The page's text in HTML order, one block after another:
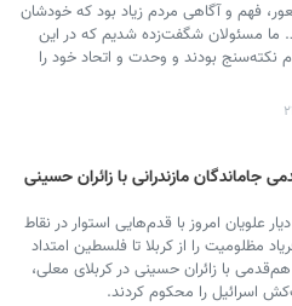
فهم و آگاهی مردم زیاد بود که خودشان
ما مسئولان شگفت‌زده شدیم که در این
بودند و وحدت و اتحاد خود را
جاماندگان مازندرانی با زائران حسینی
علویان امروز با قدم‌هایی استوار در نقاط
مظلومیت را از کربلا تا فلسطین امتداد
هم‌قدمی با زائران حسینی در کربلای معلی،
اسرائیل را محکوم کردند.